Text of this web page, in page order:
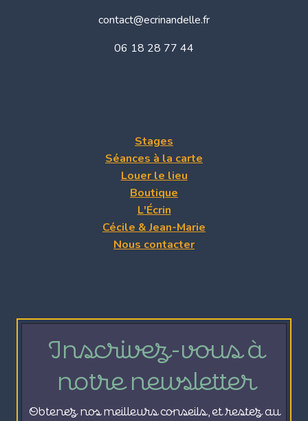
contact@ecrinandelle.fr
06 18 28 77 44
Stages
Séances à la carte
Louer le lieu
Boutique
L'Écrin
Cécile & Jean-Marie
Nous contacter